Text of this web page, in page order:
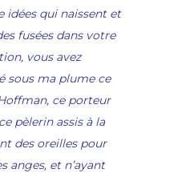
idées qui naissent et
fusées dans votre
vous avez
sous ma plume ce
ce porteur
pèlerin assis à la
des oreilles pour
anges, et n’ayant